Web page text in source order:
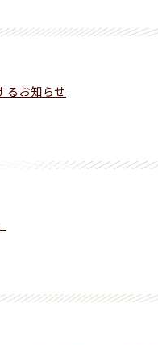
るお知らせ